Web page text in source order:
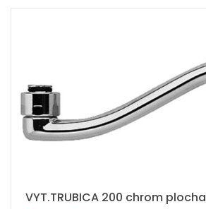
VYT.TRUBICA 200 chrom plocha